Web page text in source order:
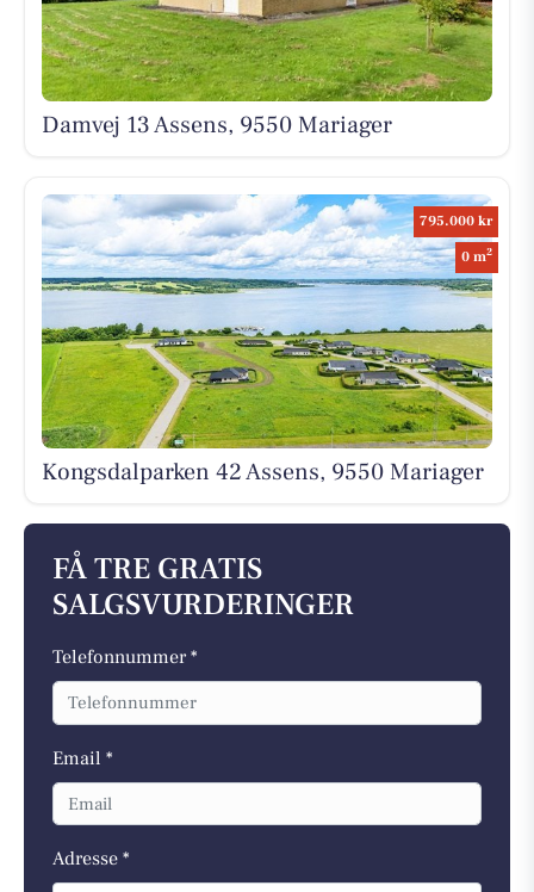
Damvej 13 Assens, 9550 Mariager
795.000 kr
0 m2
Kongsdalparken 42 Assens, 9550 Mariager
FÅ TRE GRATIS
SALGSVURDERINGER
Telefonnummer *
Email *
Adresse *